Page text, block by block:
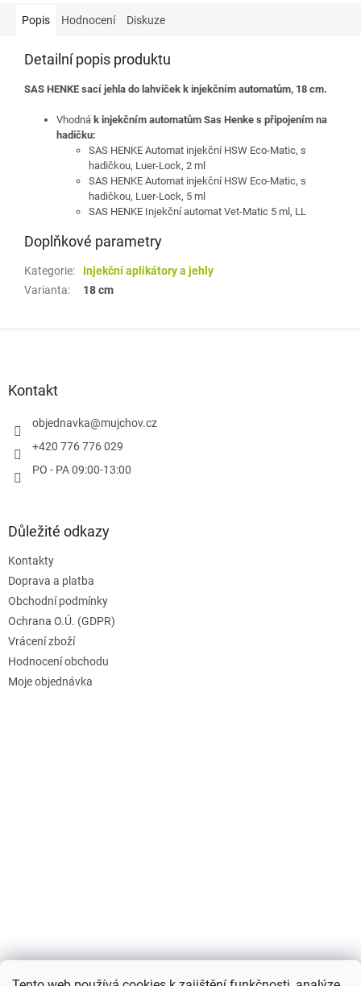
Popis Hodnocení Diskuze
Detailní popis produktu
SAS HENKE sací jehla do lahviček k injekčním automatům, 18 cm.
Vhodná k injekčním automatům Sas Henke s připojením na
hadičku:
SAS HENKE Automat injekční HSW Eco-Matic, s
hadičkou, Luer-Lock, 2 ml
SAS HENKE Automat injekční HSW Eco-Matic, s
hadičkou, Luer-Lock, 5 ml
SAS HENKE Injekční automat Vet-Matic 5 ml, LL
Doplňkové parametry
Kategorie:
Injekční aplikátory a jehly
Varianta: 18 cm
Kontakt
objednavka@mujchov.cz
+420 776 776 029
PO - PA 09:00-13:00
Důležité odkazy
Kontakty
Doprava a platba
Obchodní podmínky
Ochrana O.Ú. (GDPR)
Vrácení zboží
Hodnocení obchodu
Moje objednávka